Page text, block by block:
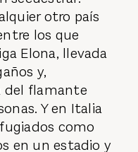
otro país
los que
Elona, llevada
y,
del flamante
Y en Italia
como
en un estadio y